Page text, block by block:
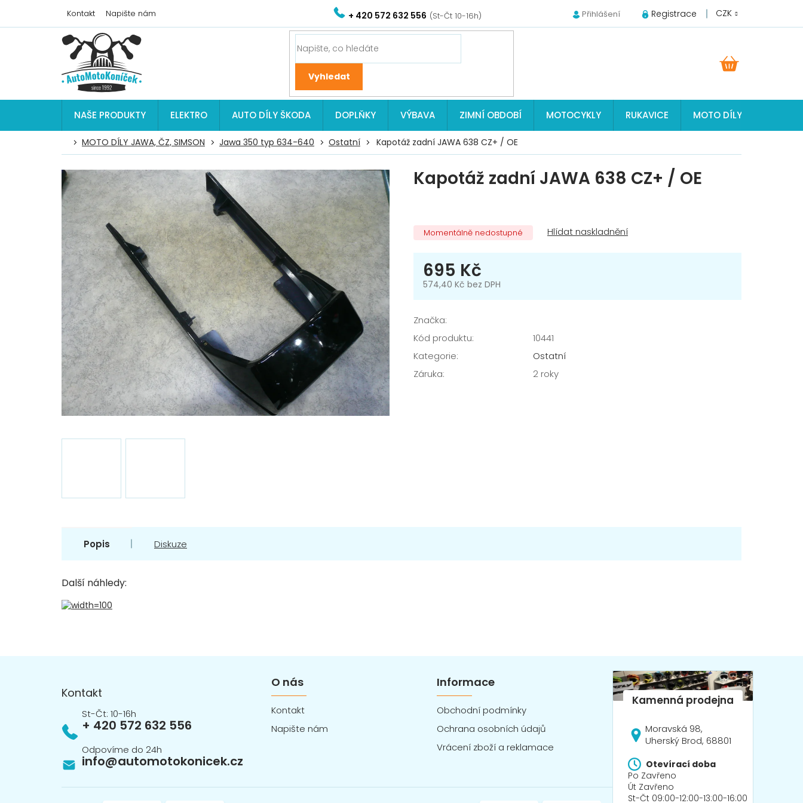
obsah
+ 420 572 632 556
Kontakt Napište nám CZK
Přihlášení Registrace
NAŠE PRODUKTY ELEKTRO AUTO DÍLY ŠKODA DOPLŇKY VÝBAVA ZIMNÍ OBDOBÍ MOTOCYKLY RUKAVICE MOTO DÍLY JAWA, ČZ,
MOTO DÍLY JAWA, ČZ, SIMSON Jawa 350 typ 634-640 Ostatní Kapotáž zadní JAWA 638 CZ+ / OE
Kapotáž zadní JAWA 638 CZ+ / OE
Momentálně nedostupné
695 Kč
574,40 Kč bez DPH
Značka:
Kód produktu:
10441
Kategorie:
Ostatní
Záruka: 2 roky
Popis Diskuze
Další náhledy:
Kontakt
info@automotokonicek.cz
+ 420 572 632 556
O nás
Kontakt
Napište nám
Informace
Obchodní podmínky
Ochrana osobních údajů
Vrácení zboží a reklamace
Moravská 98,
Uherský Brod, 68801
Otevírací doba
Po Zavřeno
Út Zavřeno
St-Čt 09:00-12:00-13:00-16:00